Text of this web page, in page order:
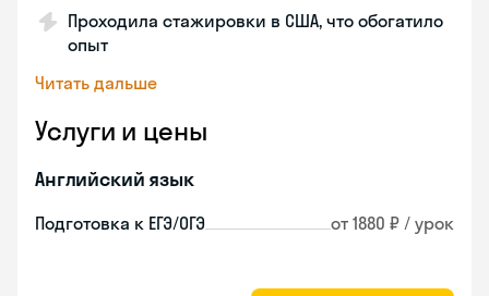
Проходила стажировки в США, что обогатило
опыт
Читать дальше
Услуги и цены
Английский язык
Подготовка к ЕГЭ/ОГЭ от 1880 ₽ / урок